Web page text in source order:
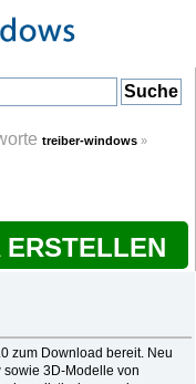
treiber-windows »
ERSTELLEN
zum Download bereit. Neu
3D-Modelle von